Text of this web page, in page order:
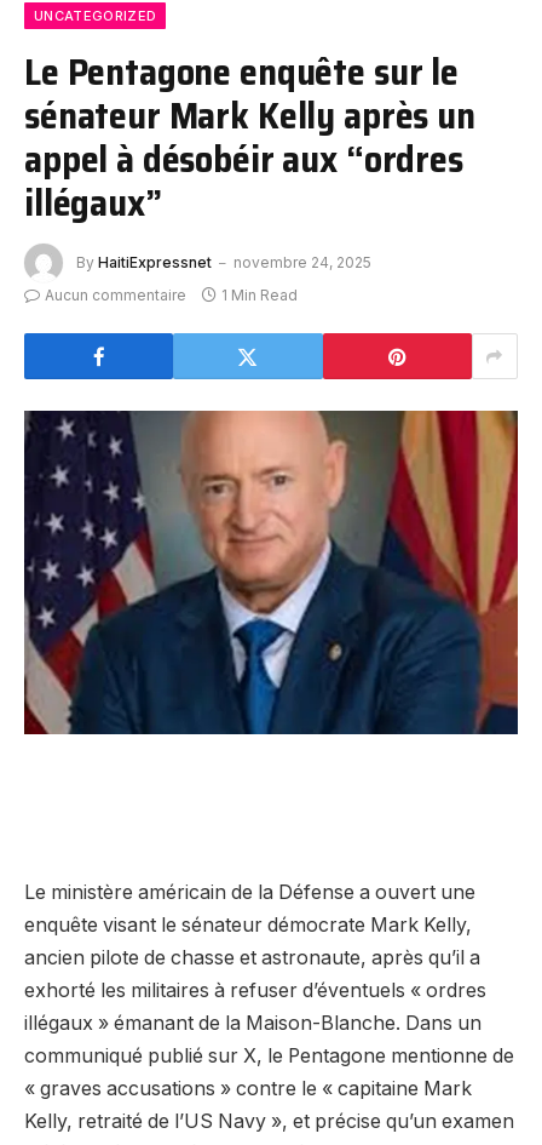
UNCATEGORIZED
Le Pentagone enquête sur le
sénateur Mark Kelly après un
appel à désobéir aux “ordres
illégaux”
By HaitiExpressnet
novembre 24, 2025
Aucun commentaire
1 Min Read
Le ministère américain de la Défense a ouvert une
enquête visant le sénateur démocrate Mark Kelly,
ancien pilote de chasse et astronaute, après qu’il a
exhorté les militaires à refuser d’éventuels « ordres
illégaux » émanant de la Maison-Blanche. Dans un
communiqué publié sur X, le Pentagone mentionne de
« graves accusations » contre le « capitaine Mark
Kelly, retraité de l’US Navy », et précise qu’un examen